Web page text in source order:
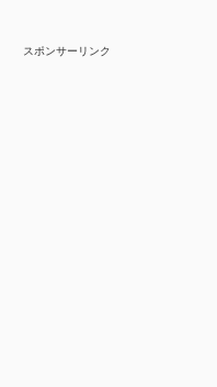
スポンサーリンク